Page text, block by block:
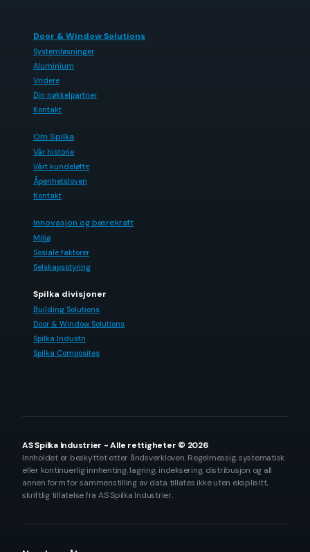
Door & Window Solutions
Systemløsninger
Aluminium
Vridere
Din nøkkelpartner
Kontakt
Om Spilka
Vår historie
Vårt kundeløfte
Åpenhetsloven
Kontakt
Innovasjon og bærekraft
Miljø
Sosiale faktorer
Selskapsstyring
Spilka divisjoner
Building Solutions
Door & Window Solutions
Spilka Industri
Spilka Composites
AS Spilka Industrier - Alle rettigheter © 2026
Innholdet er beskyttet etter åndsverkloven. Regelmessig, systematisk
eller kontinuerlig innhenting, lagring, indeksering, distribusjon og all
annen form for sammenstilling av data tillates ikke uten eksplisitt,
skriftlig tillatelse fra AS Spilka Industrier.